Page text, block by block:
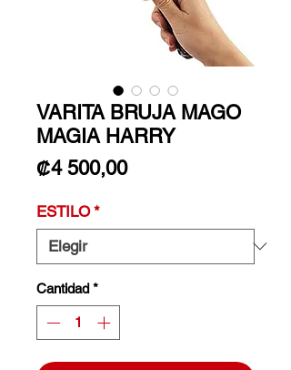
VARITA BRUJA MAGO
MAGIA HARRY
₡4 500,00Precio
ESTILO *
Cantidad *